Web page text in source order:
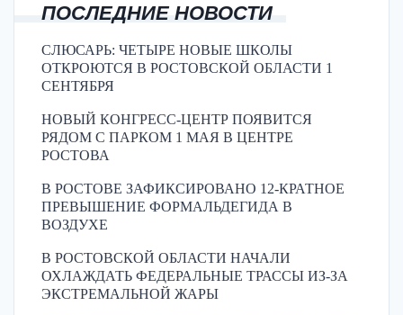
ПОСЛЕДНИЕ НОВОСТИ
СЛЮСАРЬ: ЧЕТЫРЕ НОВЫЕ ШКОЛЫ
ОТКРОЮТСЯ В РОСТОВСКОЙ ОБЛАСТИ 1
СЕНТЯБРЯ
НОВЫЙ КОНГРЕСС-ЦЕНТР ПОЯВИТСЯ
РЯДОМ С ПАРКОМ 1 МАЯ В ЦЕНТРЕ
РОСТОВА
В РОСТОВЕ ЗАФИКСИРОВАНО 12-КРАТНОЕ
ПРЕВЫШЕНИЕ ФОРМАЛЬДЕГИДА В
ВОЗДУХЕ
В РОСТОВСКОЙ ОБЛАСТИ НАЧАЛИ
ОХЛАЖДАТЬ ФЕДЕРАЛЬНЫЕ ТРАССЫ ИЗ-ЗА
ЭКСТРЕМАЛЬНОЙ ЖАРЫ